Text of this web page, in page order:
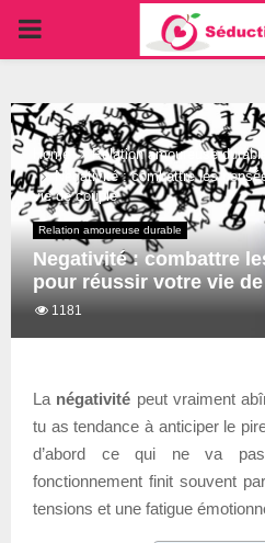
PRIMARY
Home
Relation amoureuse durable
Negativité : combattre les
vie de couple
Relation amoureuse durable
Negativité : combattre
pour réussir votre vie
1181
La négativité peut vraiment
tu as tendance à anticiper le
d’abord ce qui ne va
fonctionnement finit souvent
tensions et une fatigue